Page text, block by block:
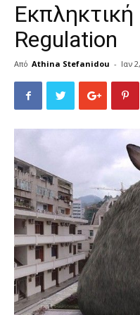
Regulation
Από Athina Stefanidou - Ιαν